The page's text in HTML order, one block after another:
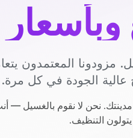
مزودونا المعتمدون
عالية الجودة في كل مرة.
نحن لا نقوم بالغسيل —
يتولون التنظيف.